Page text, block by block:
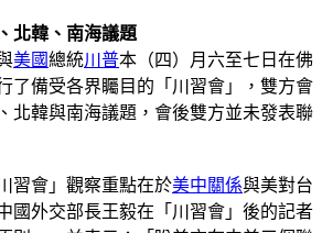
北韓、南海議題
美國總統川普本（四）月六至七日在佛
了備受各界矚目的「川習會」，雙方會
北韓與南海議題，會後雙方並未發表聯
習會」觀察重點在於美中關係與美對台
國外交部長王毅在「川習會」後的記者